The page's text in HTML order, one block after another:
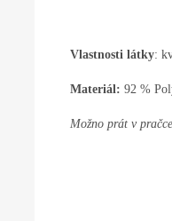
Vlastnosti látky:
Materiál: 92 %
Možno prát v